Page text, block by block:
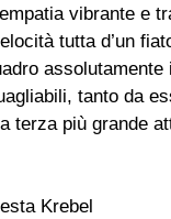
vibrante e
tutta d’un
tanto da
terza più grande
Krebel